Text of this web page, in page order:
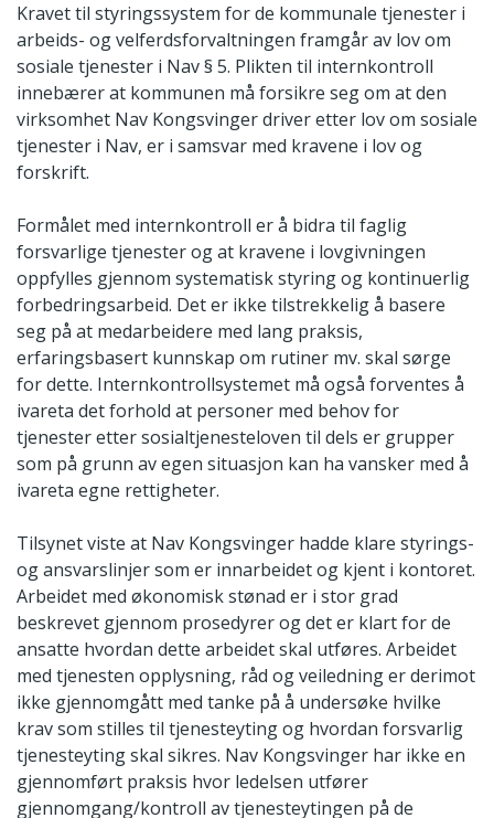
Kravet til styringssystem for de kommunale tjenester i
arbeids- og velferdsforvaltningen framgår av lov om
sosiale tjenester i Nav § 5. Plikten til internkontroll
innebærer at kommunen må forsikre seg om at den
virksomhet Nav Kongsvinger driver etter lov om sosiale
tjenester i Nav, er i samsvar med kravene i lov og
forskrift.
Formålet med internkontroll er å bidra til faglig
forsvarlige tjenester og at kravene i lovgivningen
oppfylles gjennom systematisk styring og kontinuerlig
forbedringsarbeid. Det er ikke tilstrekkelig å basere
seg på at medarbeidere med lang praksis,
erfaringsbasert kunnskap om rutiner mv. skal sørge
for dette. Internkontrollsystemet må også forventes å
ivareta det forhold at personer med behov for
tjenester etter sosialtjenesteloven til dels er grupper
som på grunn av egen situasjon kan ha vansker med å
ivareta egne rettigheter.
Tilsynet viste at Nav Kongsvinger hadde klare styrings-
og ansvarslinjer som er innarbeidet og kjent i kontoret.
Arbeidet med økonomisk stønad er i stor grad
beskrevet gjennom prosedyrer og det er klart for de
ansatte hvordan dette arbeidet skal utføres. Arbeidet
med tjenesten opplysning, råd og veiledning er derimot
ikke gjennomgått med tanke på å undersøke hvilke
krav som stilles til tjenesteyting og hvordan forsvarlig
tjenesteyting skal sikres. Nav Kongsvinger har ikke en
gjennomført praksis hvor ledelsen utfører
gjennomgang/kontroll av tjenesteytingen på de